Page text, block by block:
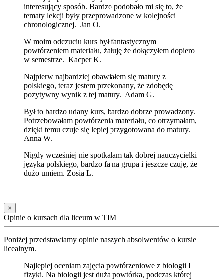
interesujący sposób. Bardzo podobało mi się to, że
tematy lekcji były przeprowadzone w kolejności
chronologicznej. Jan O.
W moim odczuciu kurs był fantastycznym
powtórzeniem materiału, żałuję że dołączyłem dopiero
w semestrze. Kacper K.
Najpierw najbardziej obawiałem się matury z
polskiego, teraz jestem przekonany, że zdobędę
pozytywny wynik z tej matury. Adam G.
Był to bardzo udany kurs, bardzo dobrze prowadzony.
Potrzebowałam powtórzenia materiału, co otrzymałam,
dzięki temu czuje się lepiej przygotowana do matury.
Anna W.
Nigdy wcześniej nie spotkałam tak dobrej nauczycielki
języka polskiego, bardzo fajna grupa i jeszcze czuję, że
dużo umiem. Zosia L.
×
Opinie o kursach dla liceum w TIM
Poniżej przedstawiamy opinie naszych absolwentów o kursie
licealnym.
Najlepiej oceniam zajęcia powtórzeniowe z biologii I
fizyki. Na biologii jest duża powtórka, podczas której